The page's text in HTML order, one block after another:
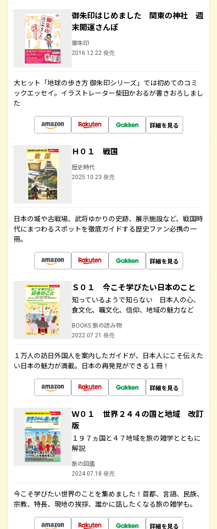
御朱印はじめました 関東の神社 週
末開運さんぽ
御朱印
2016.12.22 発売
大ヒット「地球の歩き方 御朱印シリーズ」では初めてのコミ
ックエッセイ。イラストレーター柴田かおるが書きおろしまし
た
詳細を見る
Ｈ０１ 戦国
歴史時代
2025.10.23 発売
日本の城や古戦場、武将ゆかりの史跡、展示施設など、戦国時
代にまつわるスポットを徹底ガイドする歴史ファン必携の一
冊。
詳細を見る
Ｓ０１ 今こそ学びたい日本のこと
知っているようで知らない 日本人の心、
食文化、職文化、信仰、地域の魅力など
BOOKS 旅の読み物
2022.07.21 発売
１万人の訪日外国人を案内したガイドが、日本人にこそ伝えた
い日本の魅力が満載。日本の再発見ができる１冊！
詳細を見る
Ｗ０１ 世界２４４の国と地域 改訂
版
１９７ヵ国と４７地域を旅の雑学とともに
解説
旅の図鑑
2024.07.18 発売
今こそ学びたい世界のことを集めました！首都、言語、民族、
宗教、特長、現地の挨拶、誰かに話したくなる旅の雑学も。
詳細を見る